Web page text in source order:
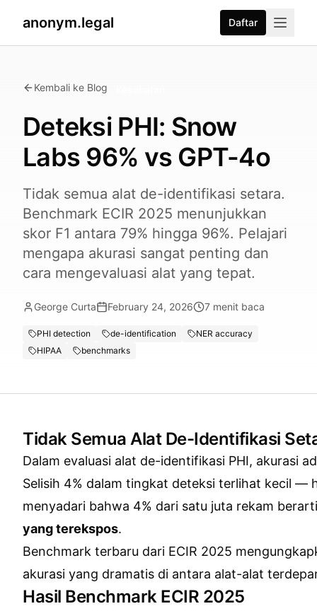
anonym.legal Daftar
Kembali ke Blog
Deteksi PHI: Snow
Labs 96% vs GPT-4o
Tidak semua alat de-identifikasi setara.
Benchmark ECIR 2025 menunjukkan
skor F1 antara 79% hingga 96%. Pelajari
mengapa akurasi sangat penting dan
cara mengevaluasi alat yang tepat.
George Curta February 24, 2026 7 menit baca
PHI detection de-identification
NER accuracy
HIPAA
benchmarks
Tidak Semua Alat De-Identifikasi
Dalam evaluasi alat de-identifikasi PHI, akurasi
Selisih 4% dalam tingkat deteksi terlihat kecil —
menyadari bahwa 4% dari satu juta rekam
yang terekspos.
Benchmark terbaru dari ECIR 2025
akurasi yang dramatis di antara alat-alat
Hasil Benchmark ECIR 2025